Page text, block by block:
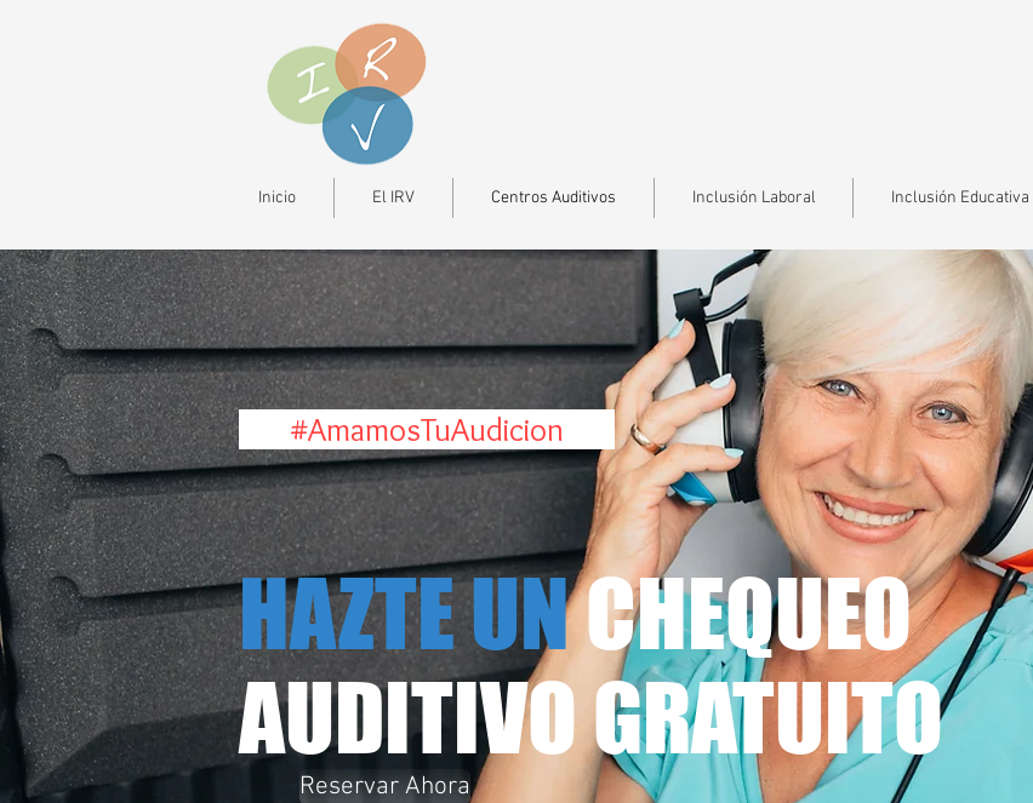
Inicio El IRV Centros Auditivos Inclusión Laboral Inclusión Educativa
#AmamosTuAudicion
HAZTE UNCHEQUEO
AUDITIVO GRATUITO
Reservar Ahora